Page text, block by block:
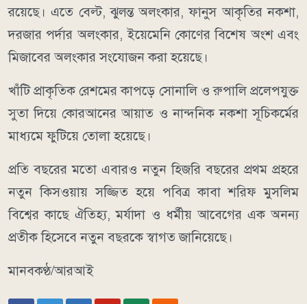
রয়েছে। এতে বেল্ট, ঝুলন্ত অলংকার, ফানুস আকৃতির নকশা,
দরজার পর্দার অলংকার, ইয়েমেনি কোণের বিশেষ অংশ এবং
মিজাবের অলংকার সংযোজন করা হয়েছে।
খাঁটি প্রাকৃতিক রেশমের কাপড়ে সোনালি ও রুপালি প্রলেপযুক্ত
সুতা দিয়ে কোরআনের আয়াত ও নান্দনিক নকশা সূচিকর্মের
মাধ্যমে ফুটিয়ে তোলা হয়েছে।
প্রতি বছরের মতো এবারও নতুন হিজরি বছরের প্রথম প্রহরে
নতুন কিসওয়ায় সজ্জিত হয়ে পবিত্র কাবা শরিফ মুসলিম
বিশ্বের কাছে ঐতিহ্য, মর্যাদা ও ধর্মীয় আবেগের এক অনন্য
প্রতীক হিসেবে নতুন বছরকে স্বাগত জানিয়েছে।
মানবকণ্ঠ/আরআই